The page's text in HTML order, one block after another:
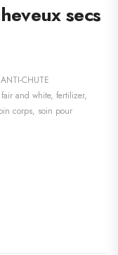
secs
CHUTE
fair and white, fertilizer,
corps, soin pour